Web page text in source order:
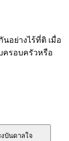
อย่างไร้ที่ติ เมื่อ
ครอบครัวหรือ
งบันดาลใจ